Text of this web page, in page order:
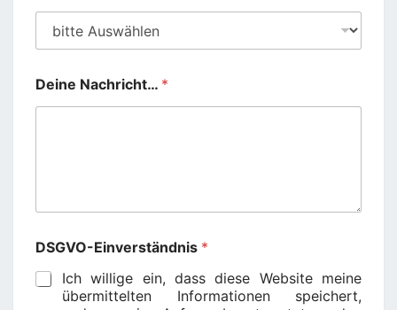
Deine Nachricht… *
DSGVO-Einverständnis *
Ich willige ein, dass diese Website meine
übermittelten Informationen speichert,